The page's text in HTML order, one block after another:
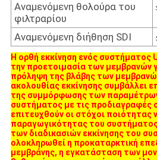
Αναμενόμενη θολούρα του
φιλτραρίου
Αναμενόμενη διήθηση SDI
Η ορθή εκκίνηση ενός συστήματος
την προετοιμασία των μεμβρανών
πρόληψη της βλάβης των
ακολουθίας εκκίνησης συμβάλλει
της συμμόρφωσης των
συστήματος με τις προδιαγραφές
επιτευχθούν οι στόχοι ποιότητας
παραγωγικότητας του
των διαδικασιών εκκίνησης του
ολοκληρωθεί η προκαταρκτική
μεμβράνης, η εγκατάσταση των